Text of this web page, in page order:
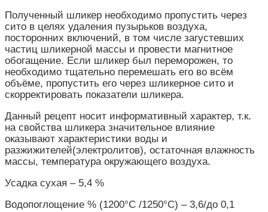
Полученный шликер необходимо пропустить через
сито в целях удаления пузырьков воздуха,
посторонних включений, в том числе загустевших
частиц шликерной массы и провести магнитное
обогащение. Если шликер был переморожен, то
необходимо тщательно перемешать его во всём
объёме, пропустить его через шликерное сито и
скорректировать показатели шликера.
Данный рецепт носит информативный характер, т.к.
на свойства шликера значительное влияние
оказывают характеристики воды и
разжижителей(электролитов), остаточная влажность
массы, температура окружающего воздуха.
Усадка сухая – 5,4 %
Водопоглощение % (1200°С /1250°С) – 3,6/до 0,1